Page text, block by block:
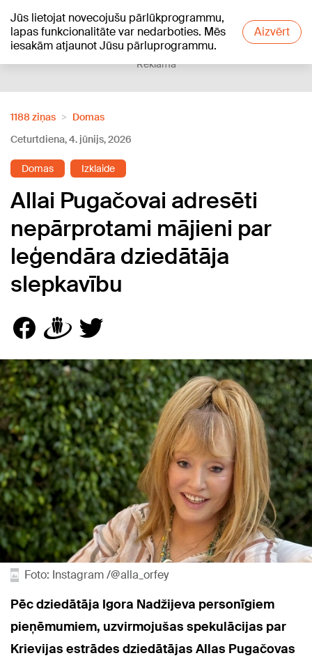
Jūs lietojat novecojušu pārlūkprogrammu,
lapas funkcionalitāte var nedarboties. Mēs
iesakām atjaunot Jūsu pārluprogrammu.
Aizvērt
+18°C
Reklāma
1188 ziņas
Domas
Ceturtdiena, 4. jūnijs, 2026
Domas Izklaide
Allai Pugačovai adresēti
nepārprotami mājieni par
leģendāra dziedātāja
slepkavību
Foto: Instagram /@alla_orfey
Pēc dziedātāja Igora Nadžijeva personīgiem
pieņēmumiem, uzvirmojušas spekulācijas par
Krievijas estrādes dziedātājas Allas Pugačovas